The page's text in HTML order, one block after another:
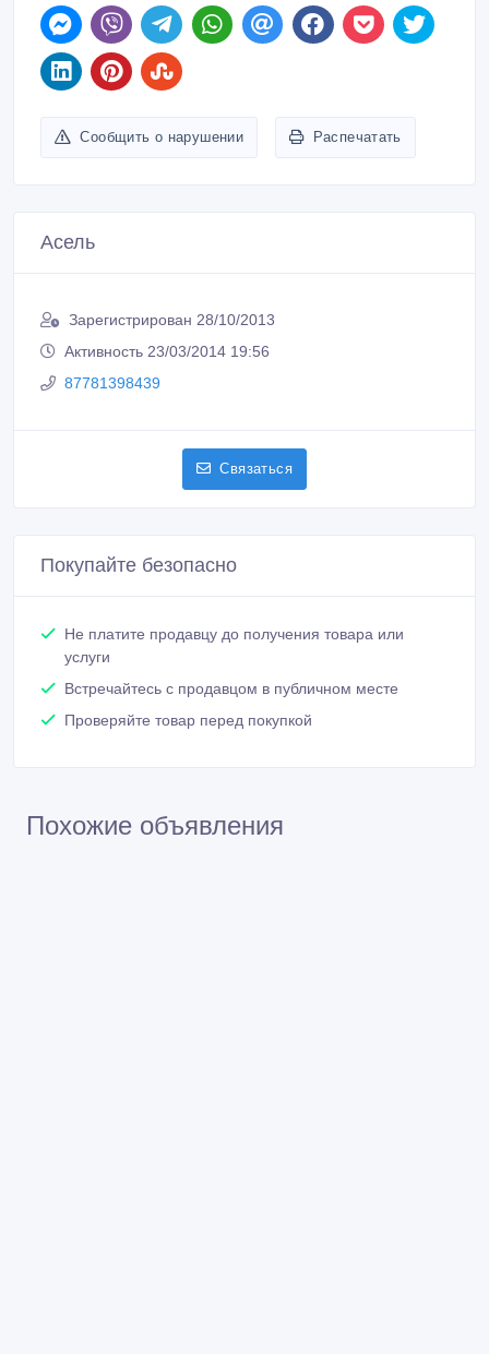
Сообщить о нарушении Распечатать
Асель
Зарегистрирован 28/10/2013
Активность 23/03/2014 19:56
87781398439
Связаться
Покупайте безопасно
Не платите продавцу до получения товара или
услуги
Встречайтесь с продавцом в публичном месте
Проверяйте товар перед покупкой
Похожие объявления